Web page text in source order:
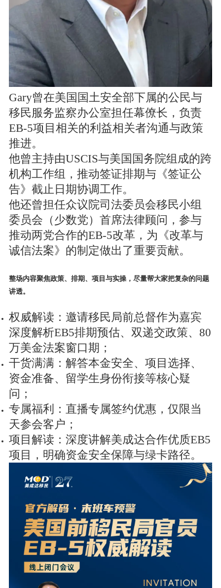
Gary曾在美国国土安全部下属的公民与
移民服务监察办公室担任幕僚长，负责
EB-5项目相关的利益相关者沟通与政策
推进。
他曾主持由USCIS与美国国务院组成的跨
机构工作组，推动签证排期与《签证公
告》截止日期协调工作。
他还曾担任众议院司法委员会移民小组
委员会（少数党）首席法律顾问，参与
推动两党合作的EB-5改革，为《改革与
诚信法案》的制定做出了重要贡献。
整场内容聚焦政策、排期、项目与实操，尽量帮大家把复杂的问题
讲透。
权威解读：邀请移民局前总督作为嘉宾
深度解析EB5排期预估、双递交政策、80
万美金法案窗口期；
干货满满：解答本金安全、项目选择、
资金准备、留学生身份衔接等核心疑
问；
专属福利：直播专属签约优惠，仅限当
天参会客户；
项目解读：深度讲解美成达合作优质EB5
项目，明确资金安全保障与绿卡路径。